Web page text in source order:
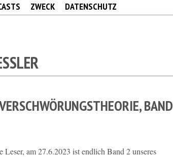
ZWECK DATENSCHUTZ
BAND
Leser, am 27.6.2023 ist endlich Band 2 unseres